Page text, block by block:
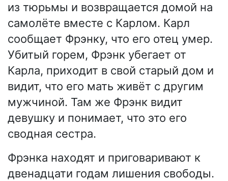
из тюрьмы и возвращается домой на
самолёте вместе с Карлом. Карл
сообщает Фрэнку, что его отец умер.
Убитый горем, Фрэнк убегает от
Карла, приходит в свой старый дом и
видит, что его мать живёт с другим
мужчиной. Там же Фрэнк видит
девушку и понимает, что это его
сводная сестра.
Фрэнка находят и приговаривают к
двенадцати годам лишения свободы.